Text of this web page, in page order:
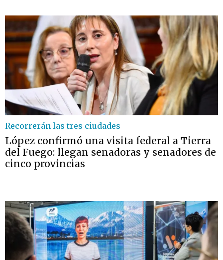
Recorrerán las tres ciudades
López confirmó una visita federal a Tierra
del Fuego: llegan senadoras y senadores de
cinco provincias